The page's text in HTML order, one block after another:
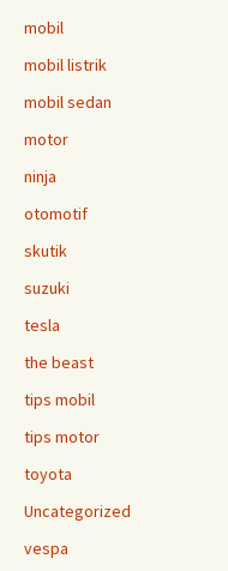
mobil
mobil listrik
mobil sedan
motor
ninja
otomotif
skutik
suzuki
tesla
the beast
tips mobil
tips motor
toyota
Uncategorized
vespa